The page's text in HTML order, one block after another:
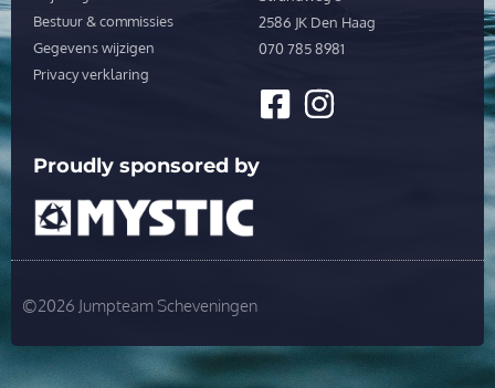
Bestuur & commissies
Gegevens wijzigen
Privacy verklaring
2586 JK Den Haag
070 785 8981
Proudly sponsored by
©2026 Jumpteam Scheveningen